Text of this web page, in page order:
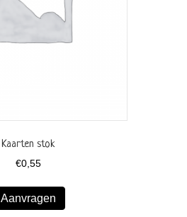
Kaarten stok
€0,55
Aanvragen